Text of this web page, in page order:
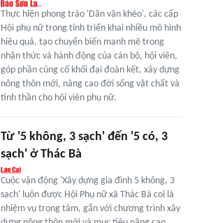
Thực hiện phong trào 'Dân vận khéo', các cấp
Hội phụ nữ trong tỉnh triển khai nhiều mô hình
hiệu quả, tạo chuyển biến mạnh mẽ trong
nhận thức và hành động của cán bộ, hội viên,
góp phần củng cố khối đại đoàn kết, xây dựng
nông thôn mới, nâng cao đời sống vật chất và
tinh thần cho hội viên phụ nữ.
Từ '5 không, 3 sạch' đến '5 có, 3
sạch' ở Thác Bà
Cuộc vận động 'Xây dựng gia đình 5 không, 3
sạch' luôn được Hội Phụ nữ xã Thác Bà coi là
nhiệm vụ trọng tâm, gắn với chương trình xây